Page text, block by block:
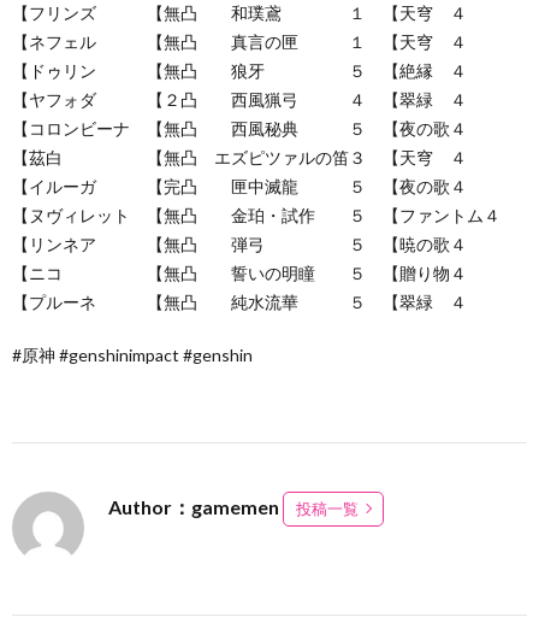
【フリンズ 【無凸 和璞鳶 １ 【天穹 ４
【ネフェル 【無凸 真言の匣 １ 【天穹 ４
【ドゥリン 【無凸 狼牙 ５ 【絶縁 ４
【ヤフォダ 【２凸 西風猟弓 ４ 【翠緑 ４
【コロンビーナ 【無凸 西風秘典 ５ 【夜の歌４
【茲白 【無凸 エズピツァルの笛３ 【天穹 ４
【イルーガ 【完凸 匣中滅龍 ５ 【夜の歌４
【ヌヴィレット 【無凸 金珀・試作 ５ 【ファントム４
【リンネア 【無凸 弾弓 ５ 【暁の歌４
【ニコ 【無凸 誓いの明瞳 ５ 【贈り物４
【プルーネ 【無凸 純水流華 ５ 【翠緑 ４
#原神 #genshinimpact #genshin
Author：gamemen 投稿一覧